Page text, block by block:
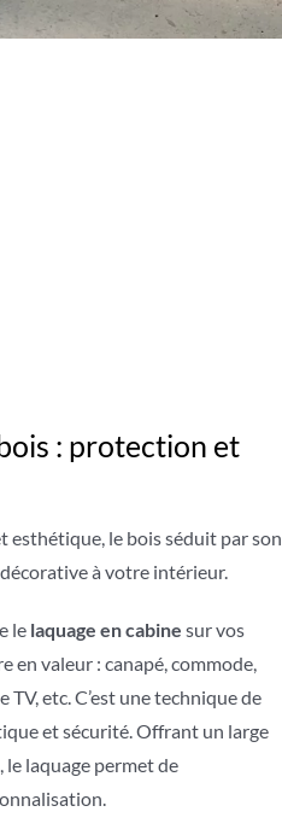
: protection et
le bois séduit par son
à votre intérieur.
le laquage en cabine sur vos
en valeur : canapé, commode,
etc. C’est une technique de
et sécurité. Offrant un large
laquage permet de